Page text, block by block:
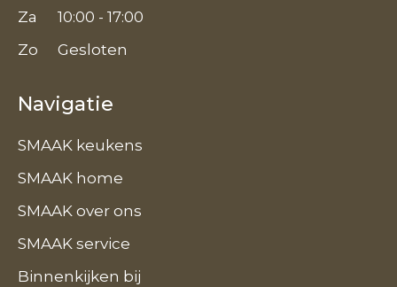
Za
10:00 - 17:00
Zo
Gesloten
Navigatie
SMAAK keukens
SMAAK home
SMAAK over ons
SMAAK service
Binnenkijken bij